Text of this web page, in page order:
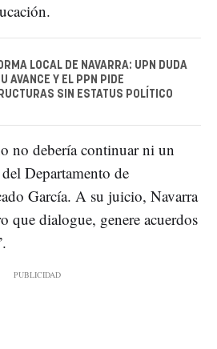
LOCAL DE NAVARRA: UPN DUDA
AVANCE Y EL PPN PIDE
SIN ESTATUS POLÍTICO
no debería continuar ni un
Departamento de
García. A su juicio, Navarra
que dialogue, genere acuerdos